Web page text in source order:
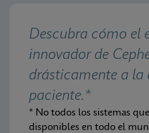
Descubra cómo el
innovador de
drásticamente a la
paciente.*
* No todos los sistemas
disponibles en todo el